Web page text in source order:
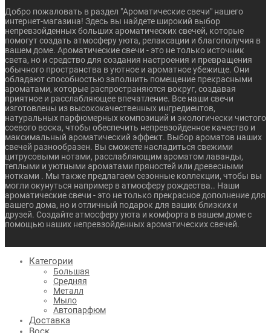
Добро пожаловать в раздел "Ароматические свечи" нашего
интернет-магазина! Здесь вы найдете широкий выбор
непревзойденных больших ароматических свечей, которые
помогут создать атмосферу уюта, релаксации и благополучия в
вашем доме. Ароматические свечи - это не только источник
света, но и средство для создания настроения и превращения
обычного пространства в уютное и ароматное убежище. Они
обладают способностью заполнить помещение прекрасными
ароматами, которые распространяются вокруг, создавая
приятное и расслабляющее впечатление. Все наши свечи
изготовлены из высококачественных ингредиентов,
натуральных парфюмерных композиций и экологически чистого
соевого воска, чтобы обеспечить непревзойденное качество и
максимальный ароматический эффект. Выбор ароматов наших
свечей разнообразен. Вы сможете насладиться свежими
цитрусовыми нотами, расслабляющим ароматом лаванды,
теплыми и уютными ароматами пряностей или древесными
нотками . Мы также предлагаем сезонные коллекции, чтобы вы
могли окунуться например в атмосферу рождества.. Наши
ароматические свечи - это не только прекрасное дополнение для
вашего дома, но и отличный подарок для ваших близких и
друзей. Создайте атмосферу уюта и комфорта в вашем доме с
помощью наших непревзойденных ароматических свечей.
Категории
Большая
Средняя
Металл
Мыло
Автопарфюм
Доставка